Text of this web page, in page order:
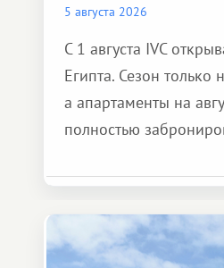
5 августа 2026
С 1 августа IVC
Египта. Сезон только
а апартаменты на
полностью